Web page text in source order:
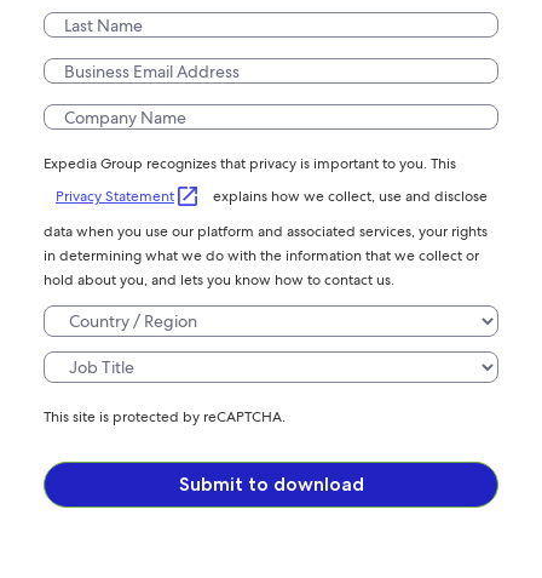
Expedia Group recognizes that privacy is important to you. This
Privacy Statement
explains how we collect, use and disclose
data when you use our platform and associated services, your rights
in determining what we do with the information that we collect or
hold about you, and lets you know how to contact us.
This site is protected by reCAPTCHA.
Submit to download